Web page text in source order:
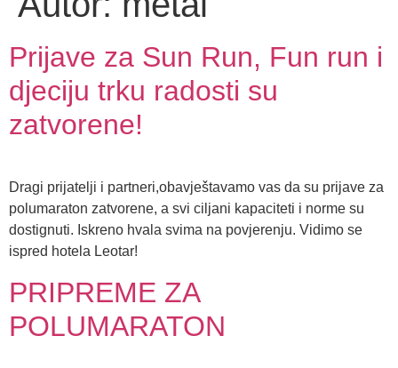
Prijave za Sun Run, Fun run i
djeciju trku radosti su
zatvorene!
Dragi prijatelji i partneri,obavještavamo vas da su prijave za
polumaraton zatvorene, a svi ciljani kapaciteti i norme su
dostignuti. Iskreno hvala svima na povjerenju. Vidimo se
ispred hotela Leotar!
PRIPREME ZA
POLUMARATON